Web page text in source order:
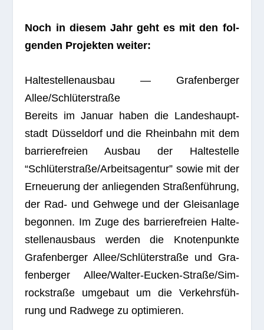
Noch in die­sem Jahr geht es mit den fol­
gen­den Pro­jek­ten weiter:
Hal­te­stel­len­aus­bau — Gra­fen­ber­ger
Allee/Schlüterstraße
Bereits im Januar haben die Lan­des­haupt­
stadt Düs­sel­dorf und die Rhein­bahn mit dem
bar­rie­re­freien Aus­bau der Hal­te­stelle
“Schlüterstraße/Arbeitsagentur” sowie mit der
Erneue­rung der anlie­gen­den Stra­ßen­füh­rung,
der Rad- und Geh­wege und der Gleis­an­lage
begon­nen. Im Zuge des bar­rie­re­freien Hal­te­
stel­len­aus­baus wer­den die Kno­ten­punkte
Gra­fen­ber­ger Allee/Schlüterstraße und Gra­
fen­ber­ger Allee/­Wal­ter-Eucken-Stra­ße/­Sim­
rock­straße umge­baut um die Ver­kehrs­füh­
rung und Rad­wege zu optimieren.